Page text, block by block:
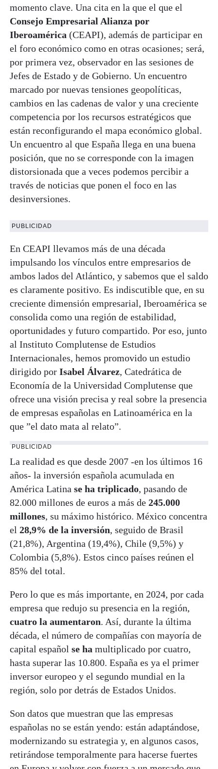
momento clave. Una cita en la que el que el
Consejo Empresarial Alianza por
Iberoamérica (CEAPI), además de participar en
el foro económico como en otras ocasiones; será,
por primera vez, observador en las sesiones de
Jefes de Estado y de Gobierno. Un encuentro
marcado por nuevas tensiones geopolíticas,
cambios en las cadenas de valor y una creciente
competencia por los recursos estratégicos que
están reconfigurando el mapa económico global.
Un encuentro al que España llega en una buena
posición, que no se corresponde con la imagen
distorsionada que a veces podemos percibir a
través de noticias que ponen el foco en las
desinversiones.
PUBLICIDAD
En CEAPI llevamos más de una década
impulsando los vínculos entre empresarios de
ambos lados del Atlántico, y sabemos que el saldo
es claramente positivo. Es indiscutible que, en su
creciente dimensión empresarial, Iberoamérica se
consolida como una región de estabilidad,
oportunidades y futuro compartido. Por eso, junto
al Instituto Complutense de Estudios
Internacionales, hemos promovido un estudio
dirigido por Isabel Álvarez, Catedrática de
Economía de la Universidad Complutense que
ofrece una visión precisa y real sobre la presencia
de empresas españolas en Latinoamérica en la
que ”el dato mata al relato”.
PUBLICIDAD
La realidad es que desde 2007 -en los últimos 16
años- la inversión española acumulada en
América Latina se ha triplicado, pasando de
82.000 millones de euros a más de 245.000
millones, su máximo histórico. México concentra
el 28,9% de la inversión, seguido de Brasil
(21,8%), Argentina (19,4%), Chile (9,5%) y
Colombia (5,8%). Estos cinco países reúnen el
85% del total.
Pero lo que es más importante, en 2024, por cada
empresa que redujo su presencia en la región,
cuatro la aumentaron. Así, durante la última
década, el número de compañías con mayoría de
capital español se ha multiplicado por cuatro,
hasta superar las 10.800. España es ya el primer
inversor europeo y el segundo mundial en la
región, solo por detrás de Estados Unidos.
Son datos que muestran que las empresas
españolas no se están yendo: están adaptándose,
modernizando su estrategia y, en algunos casos,
retirándose temporalmente para hacerse fuertes